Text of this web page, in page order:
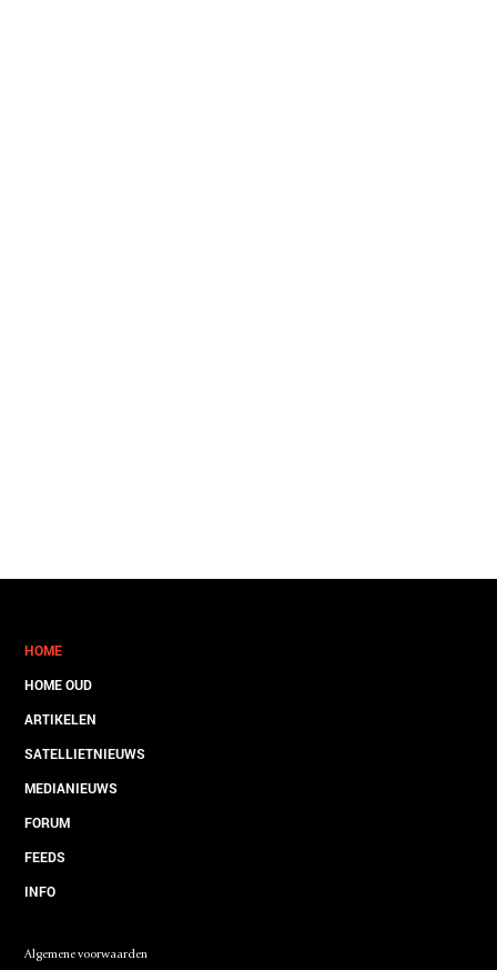
HOME
HOME OUD
ARTIKELEN
SATELLIETNIEUWS
MEDIANIEUWS
FORUM
FEEDS
INFO
Algemene voorwaarden